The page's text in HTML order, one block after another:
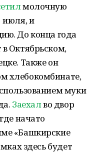
молочную
июля, и
До конца года
в Октябрьском,
Также он
хлебокомбинате,
муки
Заехалво двор
начато
«Башкирские
здесь будет